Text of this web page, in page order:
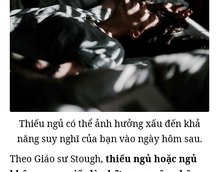
Thiếu ngủ có thể ảnh hưởng xấu đến khả
năng suy nghĩ của bạn vào ngày hôm sau.
Theo Giáo sư Stough, thiếu ngủ hoặc ngủ